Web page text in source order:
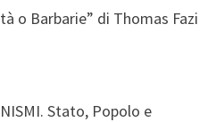
o Barbarie” di Thomas Fazi
Stato, Popolo e